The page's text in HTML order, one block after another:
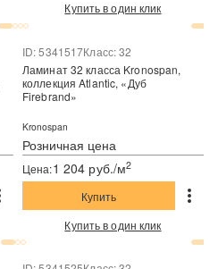
Купить в один клик
Розничная цена
ID: 5341517Класс: 32
Цена:1 204 руб./м2
Ламинат 32 класса Kronospan,
коллекция Atlantic, «Дуб
Firebrand»
Kronospan
Купить
Купить в один клик